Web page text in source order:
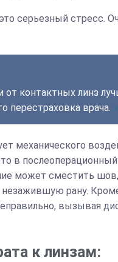
серьезный стресс.
контактных линз
перестраховка врача. ×
механического
в
может сместить
рану.
вызывая
к линзам: